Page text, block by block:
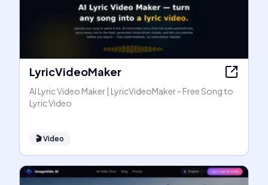
LyricVideoMaker
AI Lyric Video Maker | LyricVideoMaker - Free Song to
Lyric Video
🎬Video